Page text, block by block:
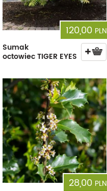
120,00 PLN
Sumak
octowiec TIGER EYES
28,00 PLN